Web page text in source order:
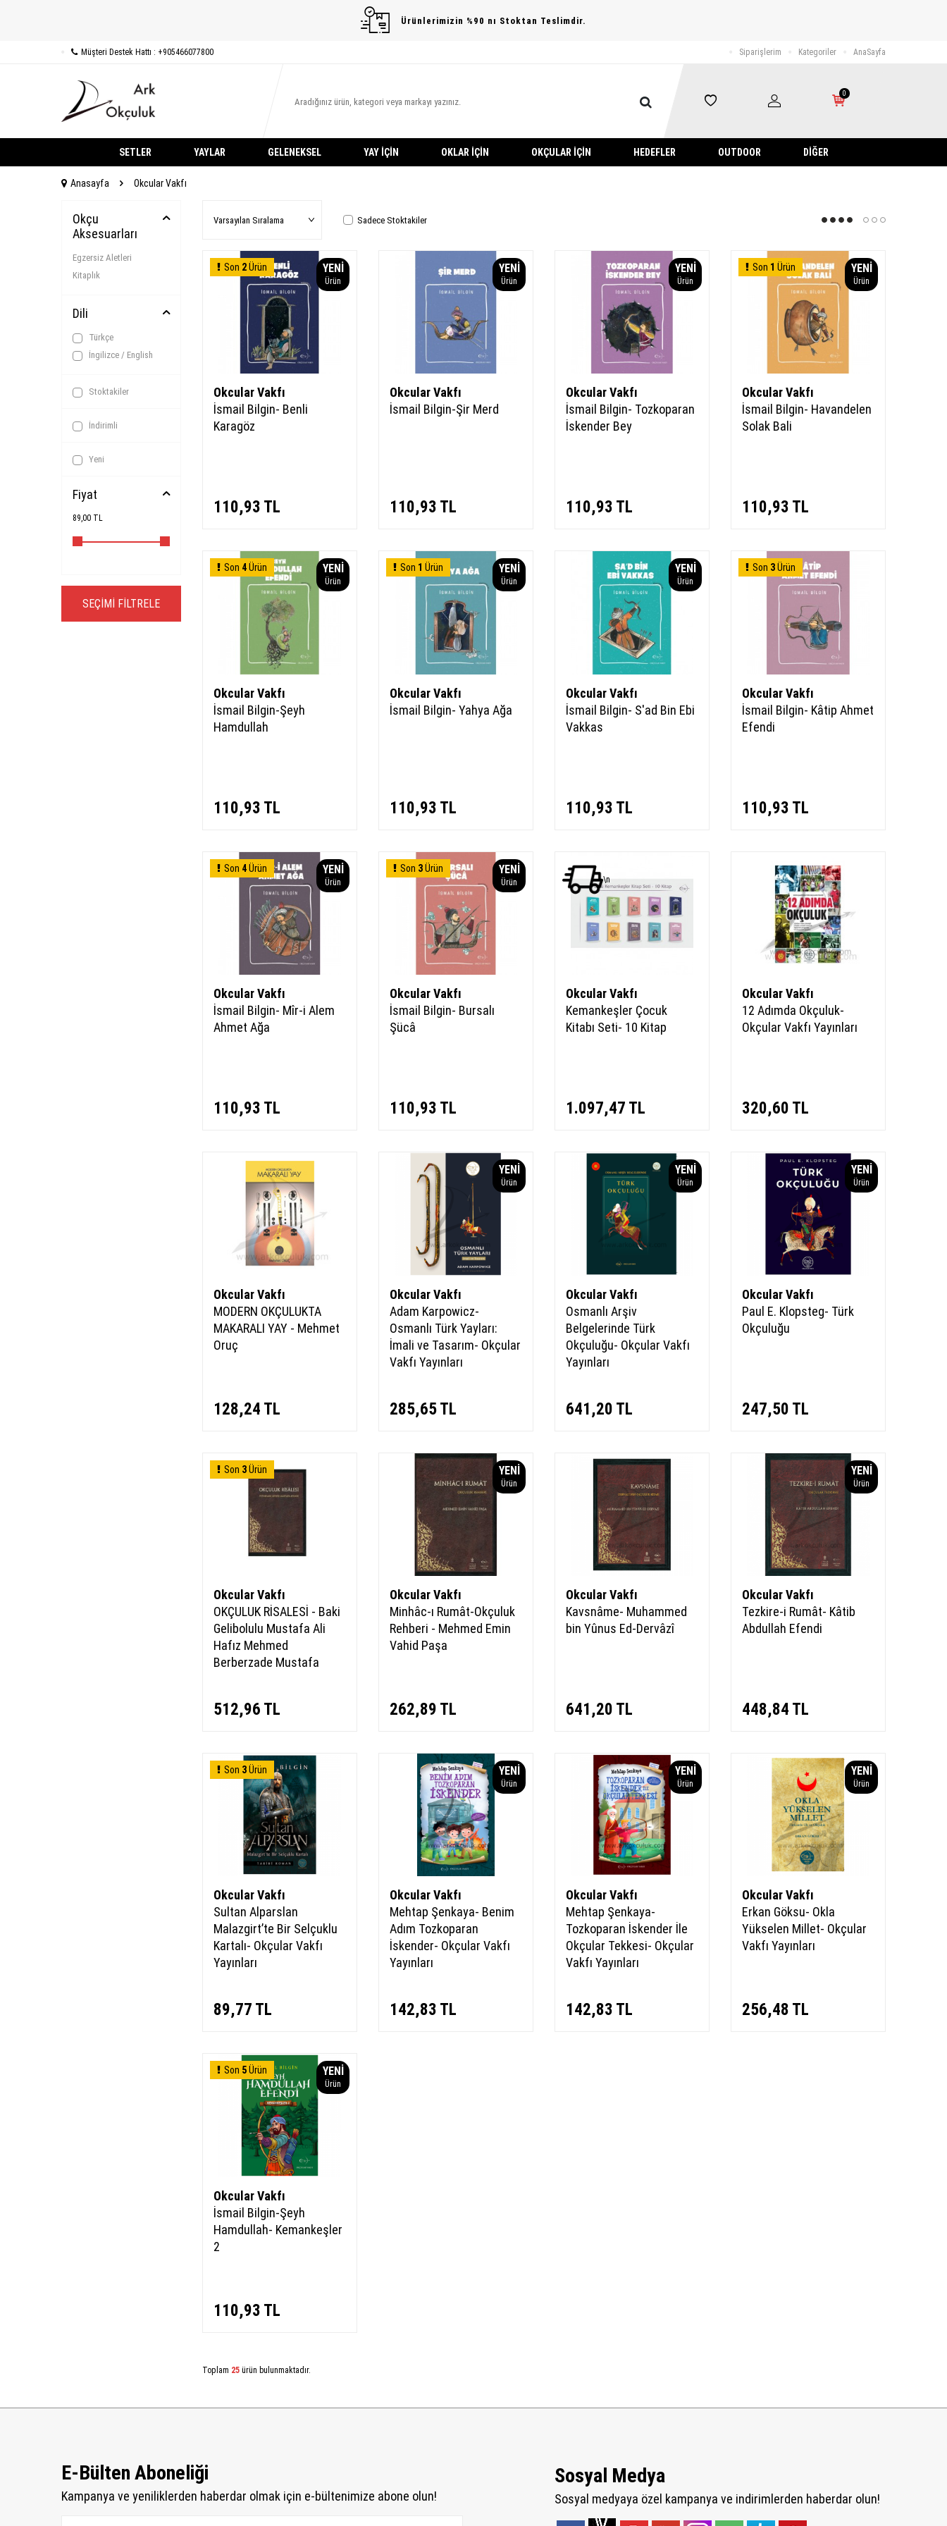
Ürünlerimizin %90 nı Stoktan Teslimdir.
Müşteri Destek Hattı : +905466077800 Siparişlerim Kategoriler AnaSayfa
0
SETLER YAYLAR GELENEKSEL YAY İÇIN OKLAR İÇIN OKÇULAR İÇIN HEDEFLER OUTDOOR DIĞER
Anasayfa Okcular Vakfı
Okçu
Aksesuarları
Egzersiz Aletleri
Kitaplık
Dili
Türkçe
İngilizce / English
Stoktakiler
İndirimli
Yeni
Fiyat
89,00 TL
SEÇIMI FILTRELE
Sadece Stoktakiler
YENI
Ürün
Son 2Ürün
Okcular Vakfı
İsmail Bilgin- Benli
Karagöz
110,93 TL
YENI
Ürün
Okcular Vakfı
İsmail Bilgin-Şir Merd
110,93 TL
YENI
Ürün
Okcular Vakfı
İsmail Bilgin- Tozkoparan
İskender Bey
110,93 TL
YENI
Ürün
Son 1 Ürün
Okcular Vakfı
İsmail Bilgin- Havandelen
Solak Bali
110,93 TL
YENI
Ürün
Son 4Ürün
Okcular Vakfı
İsmail Bilgin-Şeyh
Hamdullah
110,93 TL
YENI
Ürün
Son 1 Ürün
Okcular Vakfı
İsmail Bilgin- Yahya Ağa
110,93 TL
YENI
Ürün
Okcular Vakfı
İsmail Bilgin- S'ad Bin Ebi
Vakkas
110,93 TL
Son 3Ürün
Okcular Vakfı
İsmail Bilgin- Kâtip Ahmet
Efendi
110,93 TL
YENI
Ürün
Son 4Ürün
Okcular Vakfı
İsmail Bilgin- Mîr-i Alem
Ahmet Ağa
110,93 TL
YENI
Ürün
Son 3Ürün
Okcular Vakfı
İsmail Bilgin- Bursalı
Şücâ
110,93 TL
\n
Okcular Vakfı
Kemankeşler Çocuk
Kitabı Seti- 10 Kitap
1.097,47 TL
Okcular Vakfı
12 Adımda Okçuluk-
Okçular Vakfı Yayınları
320,60 TL
Okcular Vakfı
MODERN OKÇULUKTA
MAKARALI YAY - Mehmet
Oruç
128,24 TL
YENI
Ürün
Okcular Vakfı
Adam Karpowicz-
Osmanlı Türk Yayları:
İmali ve Tasarım- Okçular
Vakfı Yayınları
285,65TL
YENI
Ürün
Okcular Vakfı
Osmanlı Arşiv
Belgelerinde Türk
Okçuluğu- Okçular Vakfı
Yayınları
641,20 TL
YENI
Ürün
Okcular Vakfı
Paul E. Klopsteg- Türk
Okçuluğu
247,50 TL
Son 3Ürün
Okcular Vakfı
OKÇULUK RİSALESİ - Baki
Gelibolulu Mustafa Ali
Hafız Mehmed
Berberzade Mustafa
512,96 TL
YENI
Ürün
Okcular Vakfı
Minhâc-ı Rumât-Okçuluk
Rehberi - Mehmed Emin
Vahid Paşa
262,89 TL
Okcular Vakfı
Kavsnâme- Muhammed
bin Yûnus Ed-Dervâzî
641,20 TL
YENI
Ürün
Okcular Vakfı
Tezkire-i Rumât- Kâtib
Abdullah Efendi
448,84 TL
Son 3Ürün
Okcular Vakfı
Sultan Alparslan
Malazgirt’te Bir Selçuklu
Kartalı- Okçular Vakfı
Yayınları
89,77 TL
YENI
Ürün
Okcular Vakfı
Mehtap Şenkaya- Benim
Adım Tozkoparan
İskender- Okçular Vakfı
Yayınları
142,83 TL
YENI
Ürün
Okcular Vakfı
Mehtap Şenkaya-
Tozkoparan İskender İle
Okçular Tekkesi- Okçular
Vakfı Yayınları
142,83 TL
YENI
Ürün
Okcular Vakfı
Erkan Göksu- Okla
Yükselen Millet- Okçular
Vakfı Yayınları
256,48 TL
YENI
Ürün
Son 5Ürün
Okcular Vakfı
İsmail Bilgin-Şeyh
Hamdullah- Kemankeşler
2
110,93 TL
Toplam 25 ürün bulunmaktadır.
E-Bülten Aboneliği
Kampanya ve yeniliklerden haberdar olmak için e-bültenimize abone olun!
Sosyal Medya
Sosyal medyaya özel kampanya ve indirimlerden haberdar olun!